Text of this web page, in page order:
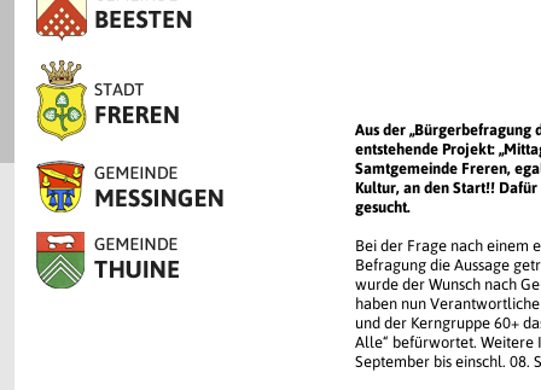
Aus der „Bürgerbefragung
entstehende Projekt:
Samtgemeinde Freren,
Kultur, an den Start!!
gesucht.
Bei der Frage nach einem
Befragung die Aussage
wurde der Wunsch nach
haben nun
und der Kerngruppe 60+
Alle“ befürwortet. Weitere
September bis einschl. 08.